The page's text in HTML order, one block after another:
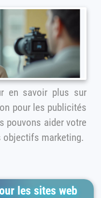
en savoir plus sur
objectifs marketing.
les sites web